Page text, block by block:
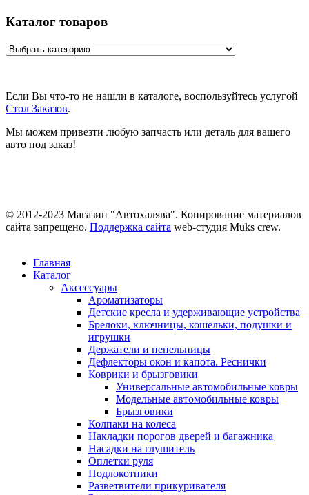
Каталог товаров
Если Вы что-то не нашли в каталоге, воспользуйтесь услугой
Стол Заказов.
Мы можем привезти любую запчасть или деталь для вашего
авто под заказ!
© 2012-2023 Магазин "Автохалява". Копирование материалов
сайта запрещено. Поддержка сайта web-студия Muks crew.
Главная
Каталог
Аксессуары
Ароматизаторы
Детские кресла и удерживающие устройства
Брелоки, ключницы, кошельки, подушки и
игрушки
Держатели и пепельницы
Дефлекторы окон и капота. Реснички
Коврики и брызговики
Универсальные автомобильные ковры
Модельные автомобильные ковры
Брызговики
Колпаки на колеса
Накладки порогов дверей и багажника
Насадки на глушитель
Оплетки руля
Подлокотники
Разветвители прикуривателя